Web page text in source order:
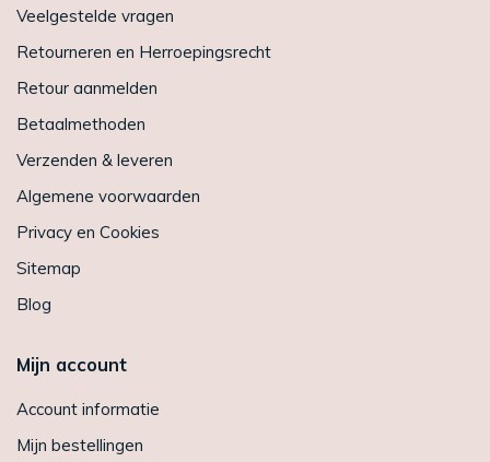
Veelgestelde vragen
Retourneren en Herroepingsrecht
Retour aanmelden
Betaalmethoden
Verzenden & leveren
Algemene voorwaarden
Privacy en Cookies
Sitemap
Blog
Mijn account
Account informatie
Mijn bestellingen